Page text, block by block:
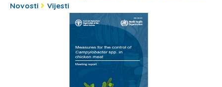
Novosti
Vijesti